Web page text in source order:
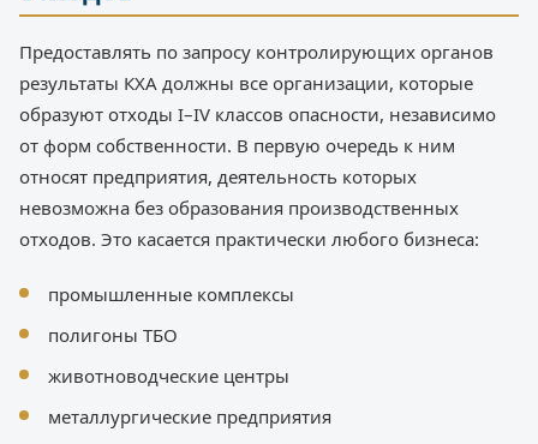
Предоставлять по запросу контролирующих органов
результаты КХА должны все организации, которые
образуют отходы I–IV классов опасности, независимо
от форм собственности. В первую очередь к ним
относят предприятия, деятельность которых
невозможна без образования производственных
отходов. Это касается практически любого бизнеса:
промышленные комплексы
полигоны ТБО
животноводческие центры
металлургические предприятия